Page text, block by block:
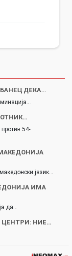
ДЕКА…
54-
јазик…
ИМА
да…
НИЕ…